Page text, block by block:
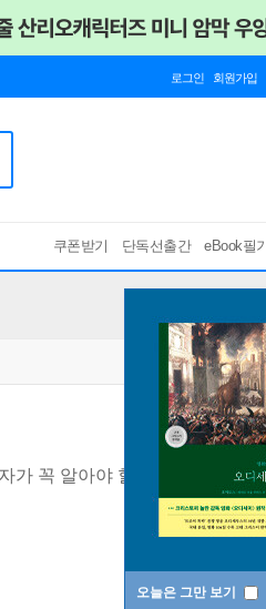
로그인 회원가입
쿠폰받기 단독선출간 eBook필
오늘은 그만 보기
가 꼭 알아야 할 노동법의 모든